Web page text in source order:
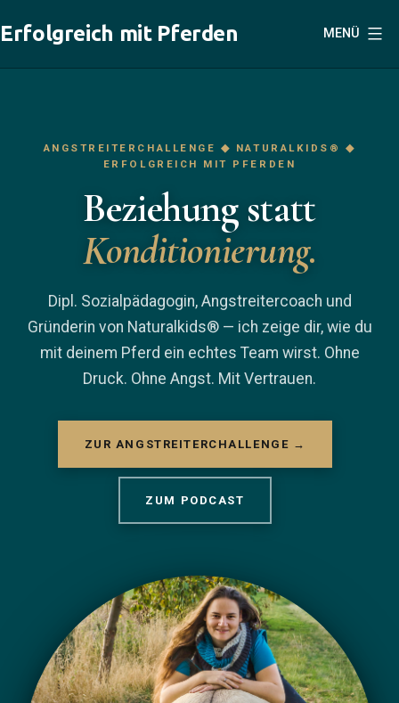
Inhalt
Erfolgreich mit Pferden MENÜ
ANGSTREITERCHALLENGE ◆ NATURALKIDS® ◆
ERFOLGREICH MIT PFERDEN
Beziehung statt
Konditionierung.
Dipl. Sozialpädagogin, Angstreitercoach und
Gründerin von Naturalkids® — ich zeige dir, wie du
mit deinem Pferd ein echtes Team wirst. Ohne
Druck. Ohne Angst. Mit Vertrauen.
ZUR ANGSTREITERCHALLENGE →
ZUM PODCAST